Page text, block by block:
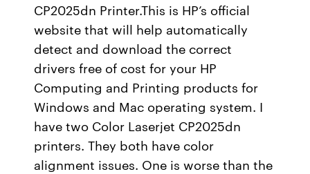
CP2025dn Printer.This is HP’s official
website that will help automatically
detect and download the correct
drivers free of cost for your HP
Computing and Printing products for
Windows and Mac operating system. I
have two Color Laserjet CP2025dn
printers. They both have color
alignment issues. One is worse than the